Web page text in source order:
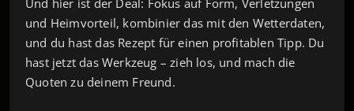
und Heimvorteil, kombinier das mit den Wetterdaten,
und du hast das Rezept für einen profitablen Tipp. Du
hast jetzt das Werkzeug – zieh los, und mach die
Quoten zu deinem Freund.